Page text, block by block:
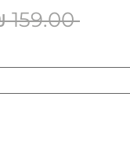
‏159.00 ‏₪